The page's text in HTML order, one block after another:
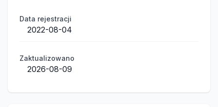
Data rejestracji
2022-08-04
Zaktualizowano
2026-08-09